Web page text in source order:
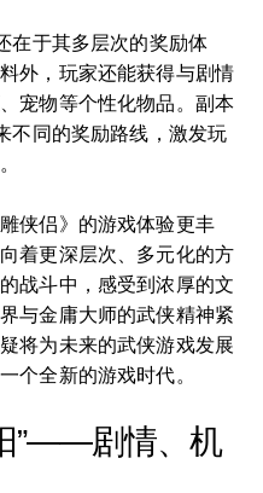
在于其多层次的奖励体
外，玩家还能获得与剧情
宠物等个性化物品。副本
不同的奖励路线，激发玩
侠侣》的游戏体验更丰
着更深层次、多元化的方
战斗中，感受到浓厚的文
与金庸大师的武侠精神紧
将为未来的武侠游戏发展
个全新的游戏时代。
”——剧情、机